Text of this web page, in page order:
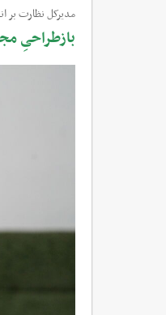
مدیرکل نظارت بر
بازطراحیِ